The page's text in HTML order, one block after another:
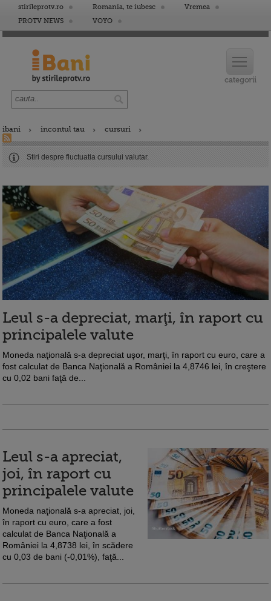
stirileprotv.ro Romania, te iubesc
Vremea
PROTV NEWS
VOYO
ibani incontul tau cursuri
Stiri despre fluctuatia cursului valutar.
Leul s-a depreciat, marţi, în raport cu
principalele valute
Moneda naţională s-a depreciat uşor, marţi, în raport cu euro, care a
fost calculat de Banca Naţională a României la 4,8746 lei, în creştere
cu 0,02 bani faţă de...
Leul s-a apreciat,
joi, în raport cu
principalele valute
Moneda naţională s-a apreciat, joi,
în raport cu euro, care a fost
calculat de Banca Naţională a
României la 4,8738 lei, în scădere
cu 0,03 de bani (-0,01%), faţă...